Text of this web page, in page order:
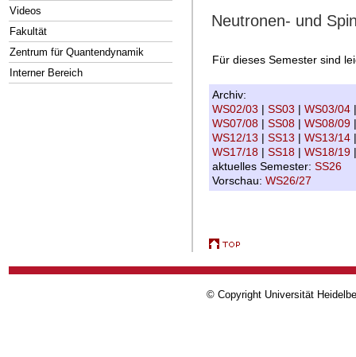
Videos
Fakultät
Zentrum für Quantendynamik
Interner Bereich
Neutronen- und
Für dieses Semester sind
Archiv:
WS02/03 | SS03 | WS03/04
WS07/08 | SS08 | WS08/09
WS12/13 | SS13 | WS13/14
WS17/18 | SS18 | WS18/19
aktuelles Semester: SS26
Vorschau: WS26/27
© Copyright Universität